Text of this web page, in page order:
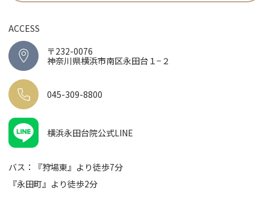
ACCESS
〒232-0076
神奈川県横浜市南区永田台１−２
045-309-8800
横浜永田台院公式LINE
バス：『狩場東』より徒歩7分
『永田町』より徒歩2分